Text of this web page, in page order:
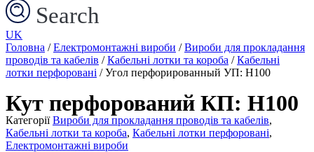
Search
UK
Головна /Електромонтажні вироби /Вироби для прокладання
проводів та кабелів /Кабельні лотки та короба /Кабельні
лотки перфоровані / Угол перфорированный УП: H100
Кут перфорований КП: H100
Категорії Вироби для прокладання проводів та кабелів,
Кабельні лотки та короба, Кабельні лотки перфоровані,
Електромонтажні вироби